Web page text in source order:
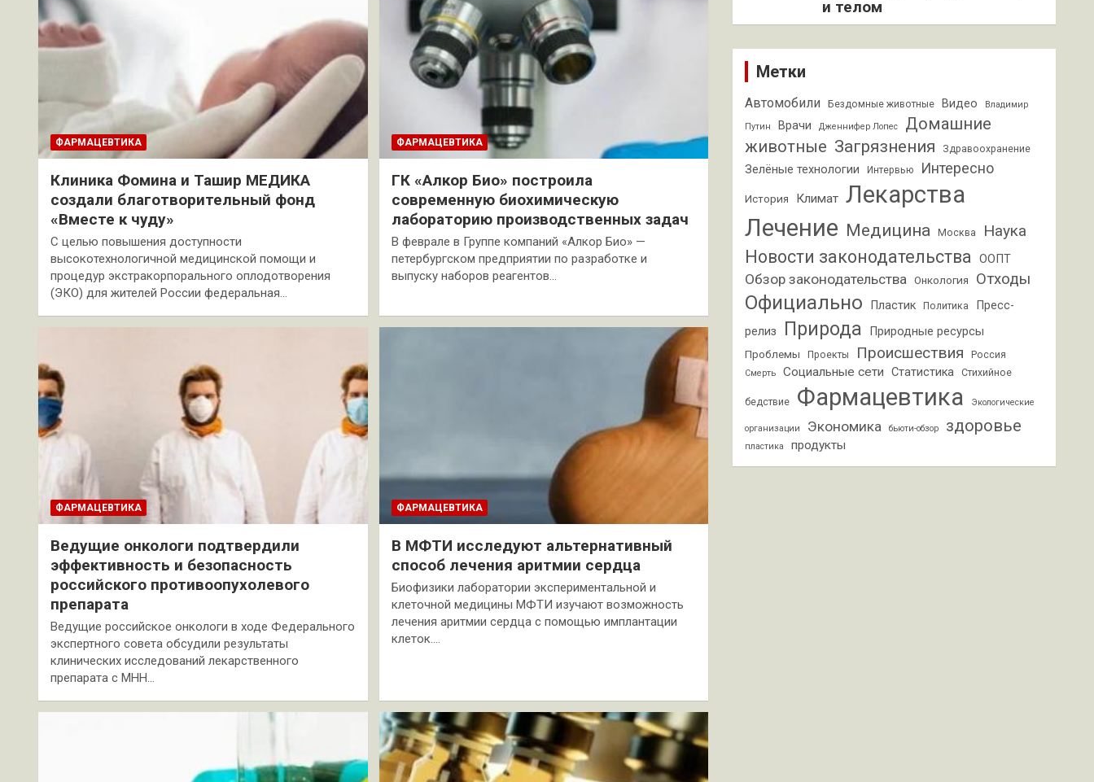
ФАРМАЦЕВТИКА
Клиника Фомина и Ташир МЕДИКА
создали благотворительный фонд
«Вместе к чуду»
С целью повышения доступности
высокотехнологичной медицинской помощи и
процедур экстракорпорального оплодотворения
(ЭКО) для жителей России федеральная…
ФАРМАЦЕВТИКА
ГК «Алкор Био» построила
современную биохимическую
лабораторию производственных задач
В феврале в Группе компаний «Алкор Био» —
петербургском предприятии по разработке и
выпуску наборов реагентов…
ФАРМАЦЕВТИКА
Ведущие онкологи подтвердили
эффективность и безопасность
российского противоопухолевого
препарата
Ведущие российское онкологи в ходе Федерального
экспертного совета обсудили результаты
клинических исследований лекарственного
препарата с МНН…
ФАРМАЦЕВТИКА
В МФТИ исследуют альтернативный
способ лечения аритмии сердца
Биофизики лаборатории экспериментальной и
клеточной медицины МФТИ изучают возможность
лечения аритмии сердца с помощью имплантации
клеток.…
и телом
Метки
Автомобили Бездомные животные Видео Владимир
Путин Врачи Дженнифер Лопес
Домашние
животные Загрязнения Здравоохранение
Зелёные технологии Интервью Интересно
История Климат Лекарства
Лечение Медицина Москва Наука
Новости законодательства ООПТ
Обзор законодательства Онкология Отходы
Официально Пластик Политика
Пресс-
релиз
Природа Природные ресурсы
Проблемы Проекты Происшествия Россия
Смерть Социальные сети Статистика Стихийное
бедствие Фармацевтика Экологические
организации Экономика бьюти-обзор здоровье
пластика продукты